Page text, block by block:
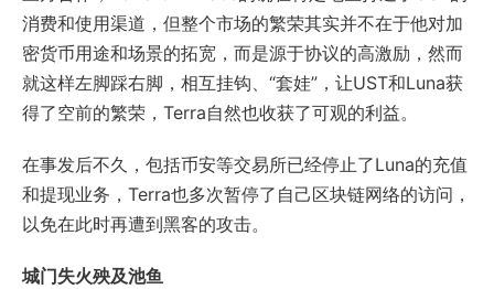
消费和使用渠道，但整个市场的繁荣其实并不在于他对加
密货币用途和场景的拓宽，而是源于协议的高激励，然而
就这样左脚踩右脚，相互挂钩、“套娃”，让UST和Luna获
得了空前的繁荣，Terra自然也收获了可观的利益。
在事发后不久，包括币安等交易所已经停止了Luna的充值
和提现业务，Terra也多次暂停了自己区块链网络的访问，
以免在此时再遭到黑客的攻击。
城门失火殃及池鱼